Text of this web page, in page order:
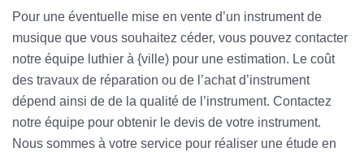
Pour une éventuelle mise en vente d’un instrument de
musique que vous souhaitez céder, vous pouvez contacter
notre équipe luthier à {ville) pour une estimation. Le coût
des travaux de réparation ou de l’achat d’instrument
dépend ainsi de de la qualité de l’instrument. Contactez
notre équipe pour obtenir le devis de votre instrument.
Nous sommes à votre service pour réaliser une étude en